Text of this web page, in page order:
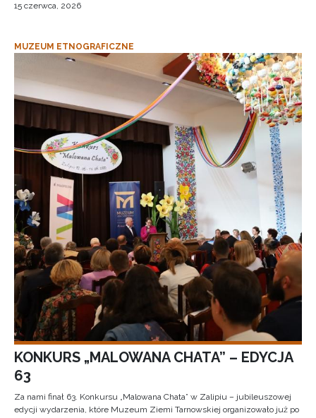
15 czerwca, 2026
MUZEUM ETNOGRAFICZNE
KONKURS „MALOWANA CHATA” – EDYCJA
63
Za nami finał 63. Konkursu „Malowana Chata” w Zalipiu – jubileuszowej
edycji wydarzenia, które Muzeum Ziemi Tarnowskiej organizowało już po